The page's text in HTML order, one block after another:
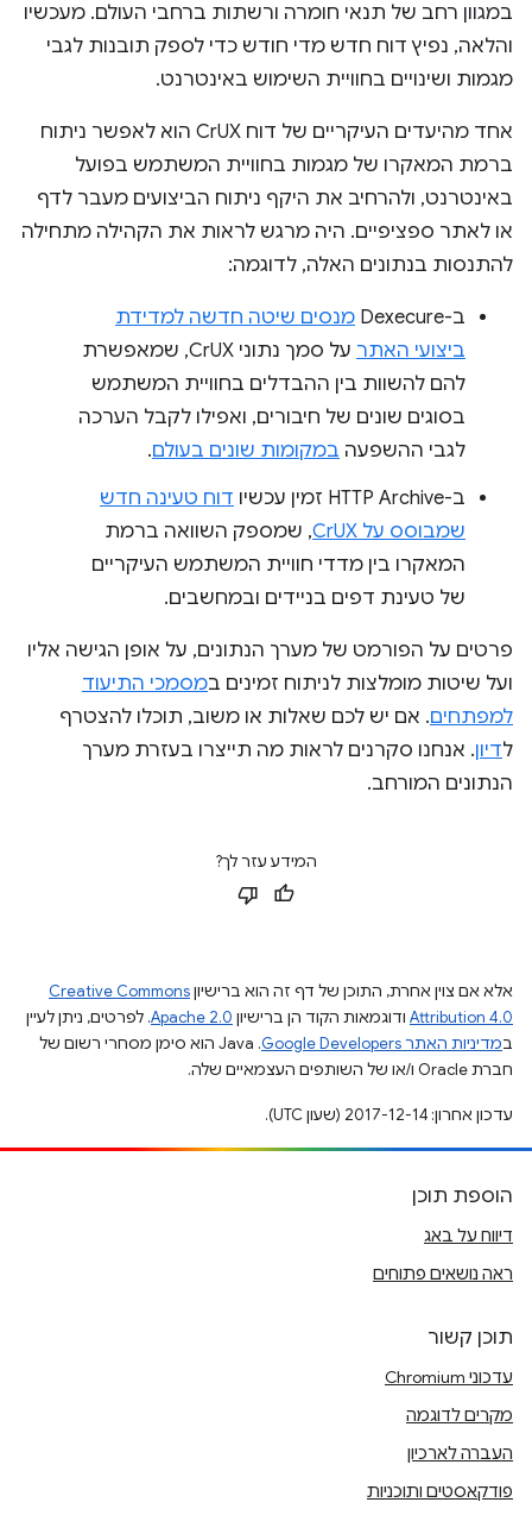
במגוון רחב של תנאי חומרה ורשתות ברחבי העולם. מעכשיו
והלאה, נפיץ דוח חדש מדי חודש כדי לספק תובנות לגבי
מגמות ושינויים בחוויית השימוש באינטרנט.
אחד מהיעדים העיקריים של דוח CrUX הוא לאפשר ניתוח
ברמת המאקרו של מגמות בחוויית המשתמש בפועל
באינטרנט, ולהרחיב את היקף ניתוח הביצועים מעבר לדף
או לאתר ספציפיים. היה מרגש לראות את הקהילה מתחילה
להתנסות בנתונים האלה, לדוגמה:
ב-Dexecure
מנסים שיטה חדשה למדידת
ביצועי האתר
על סמך נתוני CrUX, שמאפשרת
להם להשוות בין ההבדלים בחוויית המשתמש
בסוגים שונים של חיבורים, ואפילו לקבל הערכה
לגבי ההשפעה במקומות שונים בעולם.
ב-HTTP Archive זמין עכשיו
דוח טעינה חדש
שמבוסס על CrUX
, שמספק השוואה ברמת
המאקרו בין מדדי חוויית המשתמש העיקריים
של טעינת דפים בניידים ובמחשבים.
פרטים על הפורמט של מערך הנתונים, על אופן הגישה אליו
ועל שיטות מומלצות לניתוח זמינים במסמכי התיעוד
למפתחים. אם יש לכם שאלות או משוב, תוכלו להצטרף
לדיון. אנחנו סקרנים לראות מה תייצרו בעזרת מערך
הנתונים המורחב.
המידע עזר לך?
אלא אם צוין אחרת, התוכן של דף זה הוא ברישיוןCreative Commons
Attribution 4.0 ודוגמאות הקוד הן ברישיון Apache 2.0. לפרטים, ניתן לעיין
במדיניות האתר Google Developers‏
.‏ Java הוא סימן מסחרי רשום של
חברת Oracle ו/או של השותפים העצמאיים שלה.
עדכון אחרון: 2017-12-14 (שעון UTC).
הוספת תוכן
דיווח על באג
ראה נושאים פתוחים
תוכן קשור
עדכוני Chromium
מקרים לדוגמה
העברה לארכיון
פודקאסטים ותוכניות